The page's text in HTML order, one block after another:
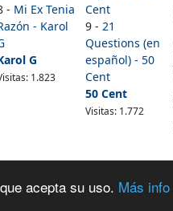
acepta su uso. Más info
- Mi Ex Tenia
- Karol
G
1.823
9 - 21
Questions (en
español) - 50
Cent
50 Cent
Visitas: 1.772